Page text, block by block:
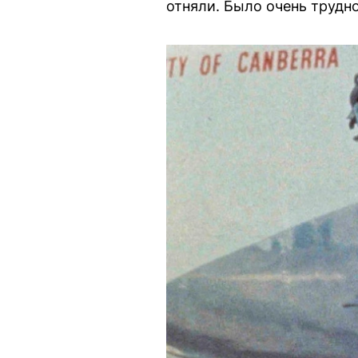
отняли. Было очень